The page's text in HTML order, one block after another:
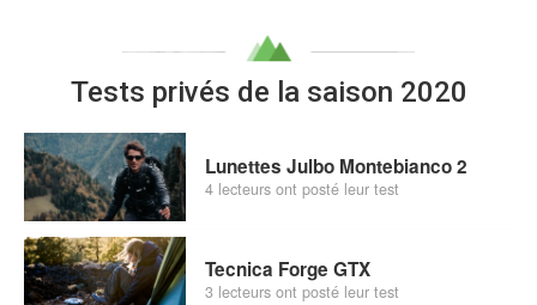
Tests privés de la saison 2020
Lunettes Julbo Montebianco 2
4 lecteurs ont posté leur test
Tecnica Forge GTX
3 lecteurs ont posté leur test